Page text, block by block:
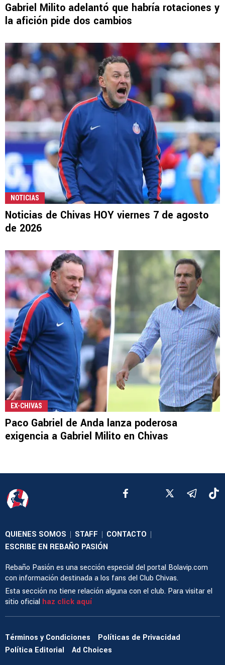
Gabriel Milito adelantó que habría rotaciones y
la afición pide dos cambios
NOTICIAS
Noticias de Chivas HOY viernes 7 de agosto
de 2026
EX-CHIVAS
Paco Gabriel de Anda lanza poderosa
exigencia a Gabriel Milito en Chivas
QUIENES SOMOS | STAFF | CONTACTO |
ESCRIBE EN REBAÑO PASIÓN
Rebaño Pasión es una sección especial del portal Bolavip.com
con información destinada a los fans del Club Chivas.
Esta sección no tiene relación alguna con el club. Para visitar el
sitio oficial haz click aquí
Términos y Condiciones
Políticas de Privacidad
Política Editorial
Ad Choices